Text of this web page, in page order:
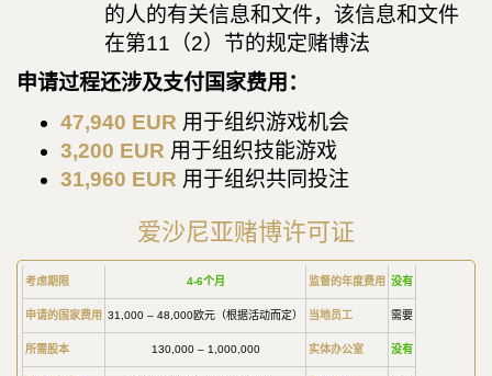
的人的有关信息和文件，该信息和文件
在第11（2）节的规定赌博法
申请过程还涉及支付国家费用：
47,940 EUR 用于组织游戏机会
3,200 EUR 用于组织技能游戏
31,960 EUR 用于组织共同投注
爱沙尼亚赌博许可证
考虑期限 4-6个月 监督的年度费用 没有
申请的国家费用 31,000 – 48,000欧元（根据活动而定） 当地员工 需要
所需股本 130,000 – 1,000,000 实体办公室 没有